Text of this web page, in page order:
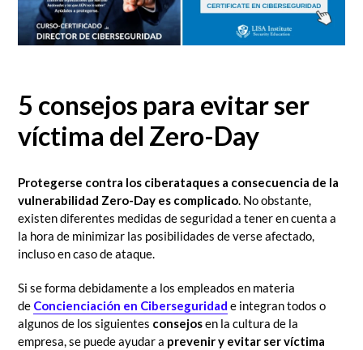
5 consejos para evitar ser
víctima del Zero-Day
Protegerse contra los ciberataques a consecuencia de la
vulnerabilidad Zero-Day es complicado. No obstante,
existen diferentes medidas de seguridad a tener en cuenta a
la hora de minimizar las posibilidades de verse afectado,
incluso en caso de ataque.
Si se forma debidamente a los empleados en materia
de Concienciación en Ciberseguridad e integran todos o
algunos de los siguientes consejosen la cultura de la
empresa, se puede ayudar a prevenir y evitar ser víctima